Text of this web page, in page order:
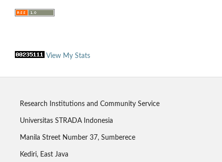
View My Stats
Research Institutions and Community Service
Universitas STRADA Indonesia
Manila Street Number 37, Sumberece
Kediri, East Java